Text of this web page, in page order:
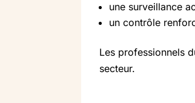
une surveillance
un contrôle
Les professionnels
secteur.